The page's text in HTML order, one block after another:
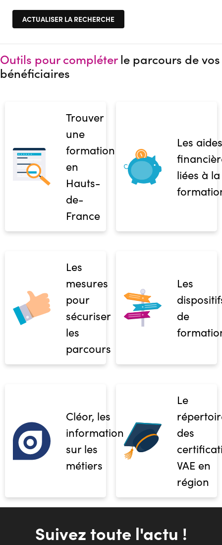
Outils pour compléterle parcours de vos
bénéficiaires
Trouver
une
formation
en
Hauts-
de-
France
Les aides
liées à la
Les
mesures
pour
sécuriser
les
parcours
Les
de
Cléor, les
informations
sur les
métiers
Le
des
VAE en
région
Suivez toute l'actu !